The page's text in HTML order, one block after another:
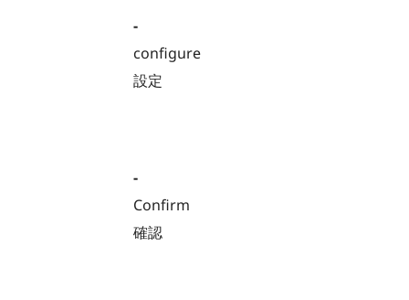
-
configure
設定
-
Confirm
確認